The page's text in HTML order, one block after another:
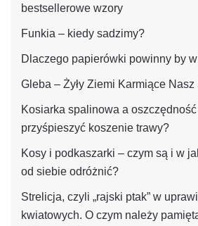
bestsellerowe wzory
Funkia – kiedy sadzimy?
Dlaczego papierówki powinny by
Gleba – Żyły Ziemi Karmiące Nasz
Kosiarka spalinowa a
przyśpieszyć koszenie trawy?
Kosy i podkaszarki – czym są i w
od siebie odróżnić?
Strelicja, czyli „rajski ptak” w
kwiatowych. O czym należy